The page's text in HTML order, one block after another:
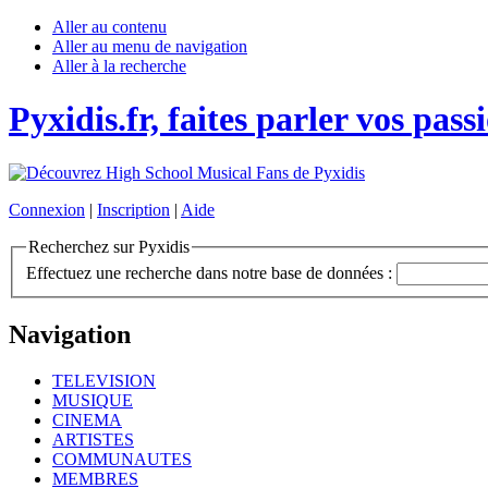
Aller au contenu
Aller au menu de navigation
Aller à la recherche
Pyxidis.fr, faites parler vos
Connexion | Inscription | Aide
Recherchez sur Pyxidis
Effectuez une recherche dans notre base de données :
Navigation
TELEVISION
MUSIQUE
CINEMA
ARTISTES
COMMUNAUTES
MEMBRES